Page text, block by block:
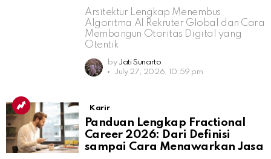
Arsitektur Lengkap Menembus
Algoritma AI Rekruter Global dan Cara
Membangun Otoritas Digital yang
Otentik
by Jati Sunarto
July 27, 2026, 10:59 pm
Karir
Panduan Lengkap Fractional
Career 2026: Dari Definisi
sampai Cara Menawarkan Jasa